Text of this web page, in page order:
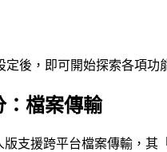
定後，即可開始探索各項功
：檔案傳輸
版支援跨平台檔案傳輸，其